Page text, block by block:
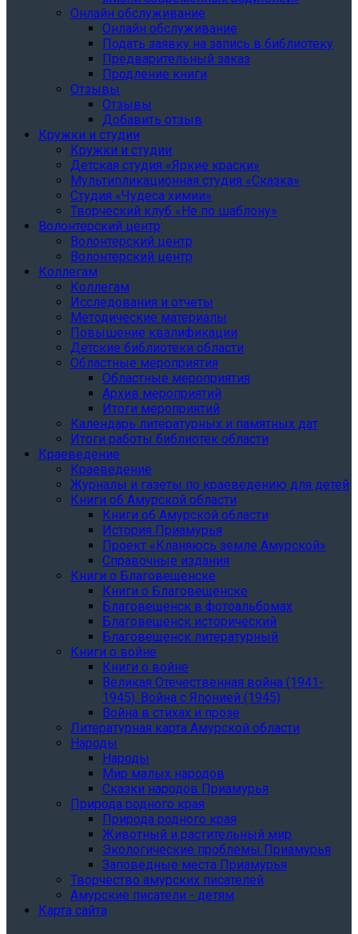
Онлайн обслуживание
Онлайн обслуживание
Подать заявку на запись в библиотеку
Предварительный заказ
Продление книги
Отзывы
Отзывы
Добавить отзыв
Кружки и студии
Кружки и студии
Детская студия «Яркие краски»
Мультипликационная студия «Сказка»
Студия «Чудеса химии»
Творческий клуб «Не по шаблону»
Волонтерский центр
Волонтерский центр
Волонтерский центр
Коллегам
Коллегам
Исследования и отчеты
Методические материалы
Повышение квалификации
Детские библиотеки области
Областные мероприятия
Областные мероприятия
Архив мероприятий
Итоги мероприятий
Календарь литературных и памятных дат
Итоги работы библиотек области
Краеведение
Краеведение
Журналы и газеты по краеведению для детей
Книги об Амурской области
Книги об Амурской области
История Приамурья
Проект «Кланяюсь земле Амурской»
Справочные издания
Книги о Благовещенске
Книги о Благовещенске
Благовещенск в фотоальбомах
Благовещенск исторический
Благовещенск литературный
Книги о войне
Книги о войне
Великая Отечественная война (1941-
1945). Война с Японией (1945)
Война в стихах и прозе
Литературная карта Амурской области
Народы
Народы
Мир малых народов
Сказки народов Приамурья
Природа родного края
Природа родного края
Животный и растительный мир
Экологические проблемы Приамурья
Заповедные места Приамурья
Творчество амурских писателей
Амурские писатели - детям
Карта сайта